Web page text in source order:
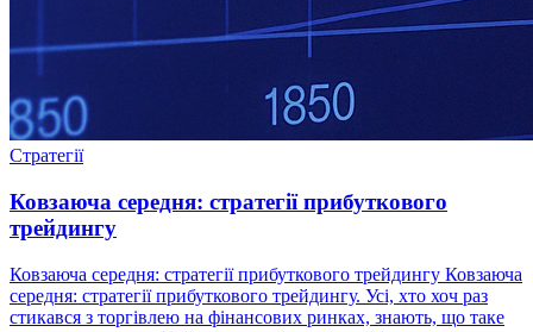
Стратегії
Ковзаюча середня: стратегії прибуткового
трейдингу
Ковзаюча середня: стратегії прибуткового трейдингу Ковзаюча
середня: стратегії прибуткового трейдингу. Усі, хто хоч раз
стикався з торгівлею на фінансових ринках, знають, що таке